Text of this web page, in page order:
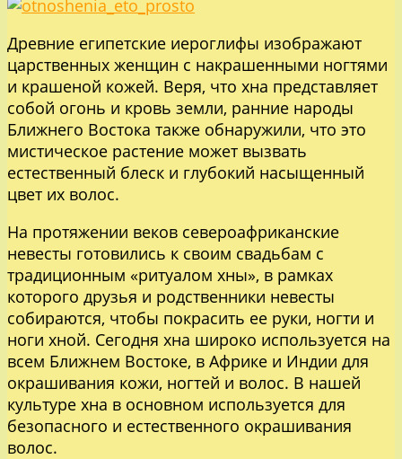
Древние египетские иероглифы изображают
царственных женщин с накрашенными ногтями
и крашеной кожей. Веря, что хна представляет
собой огонь и кровь земли, ранние народы
Ближнего Востока также обнаружили, что это
мистическое растение может вызвать
естественный блеск и глубокий насыщенный
цвет их волос.
На протяжении веков североафриканские
невесты готовились к своим свадьбам с
традиционным «ритуалом хны», в рамках
которого друзья и родственники невесты
собираются, чтобы покрасить ее руки, ногти и
ноги хной. Сегодня хна широко используется на
всем Ближнем Востоке, в Африке и Индии для
окрашивания кожи, ногтей и волос. В нашей
культуре хна в основном используется для
безопасного и естественного окрашивания
волос.